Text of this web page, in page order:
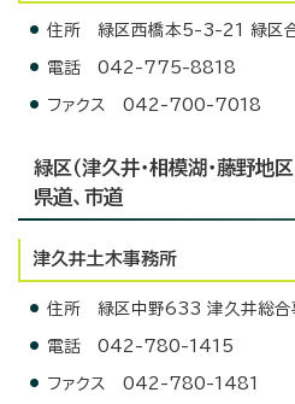
住所 緑区西橋本5-3-21 緑区
電話 042-775-8818
ファクス 042-700-7018
緑区（津久井・相模湖・藤野地
県道、市道
津久井土木事務所
住所 緑区中野633 津久井総合
電話 042-780-1415
ファクス 042-780-1481